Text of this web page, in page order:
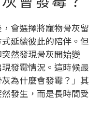
會選擇將寵物骨灰留
延續彼此的陪伴。但
然發現骨灰開始變
發霉情況。這時候最
為什麼會發霉？」其
發生，而是長時間受